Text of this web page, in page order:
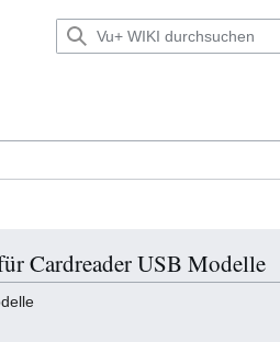
Cardreader USB Modelle